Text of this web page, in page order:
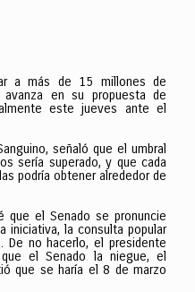
a más de 15 millones de
en su propuesta de
este jueves ante el
señaló que el umbral
sería superado, y que cada
podría obtener alrededor de
que el Senado se pronuncie
iniciativa, la consulta popular
De no hacerlo, el presidente
el Senado la niegue, el
que se haría el 8 de marzo